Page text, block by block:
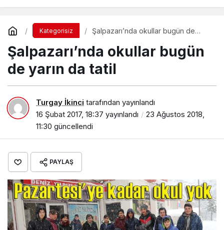
Kategorisiz
Şalpazarı’nda okullar bugün de
Şalpazarı’nda okullar bugün
de yarın da tatil
Turgay İkinci tarafından yayınlandı
16 Şubat 2017, 18:37 yayınlandı
23 Ağustos 2018,
11:30 güncellendi
PAYLAŞ